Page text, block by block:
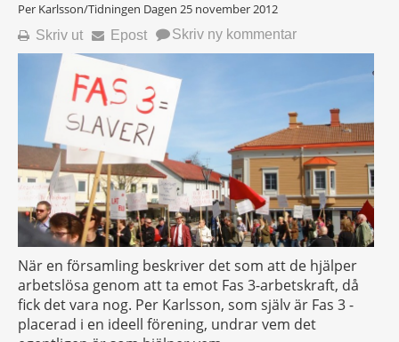
Per Karlsson/Tidningen Dagen 25 november 2012
Skriv ut Epost Skriv ny kommentar
När en församling beskriver det som att de hjälper
arbetslösa genom att ta emot Fas 3-arbetskraft, då
fick det vara nog. Per Karlsson, som själv är Fas 3 -
placerad i en ideell förening, undrar vem det